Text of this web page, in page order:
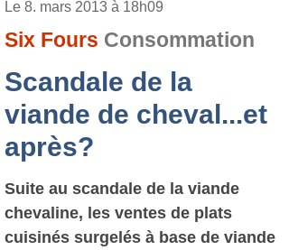
Le 8. mars 2013 à 18h09
Six Fours Consommation
Scandale de la
viande de cheval...et
après?
Suite au scandale de la viande
chevaline, les ventes de plats
cuisinés surgelés à base de viande